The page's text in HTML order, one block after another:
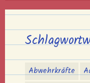
Abwehrkräfte